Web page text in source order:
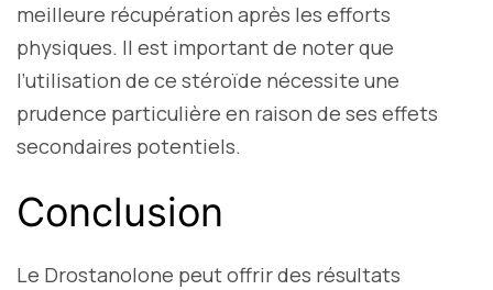
meilleure récupération après les efforts
physiques. Il est important de noter que
l’utilisation de ce stéroïde nécessite une
prudence particulière en raison de ses effets
secondaires potentiels.
Conclusion
Le Drostanolone peut offrir des résultats